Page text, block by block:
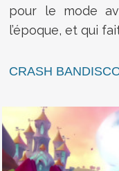
pour le mode
l’époque, et qui
CRASH